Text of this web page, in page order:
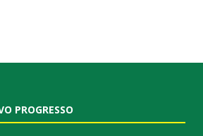
PROGRESSO